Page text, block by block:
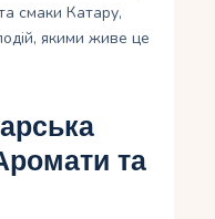
смаки Катару,
якими живе це
та